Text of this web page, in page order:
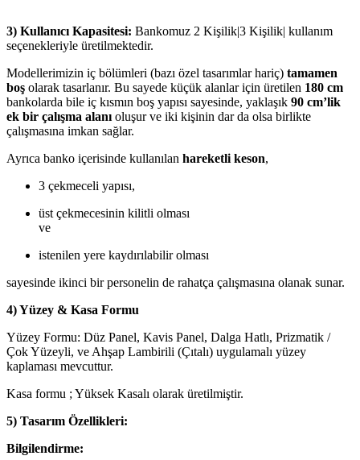
3) Kullanıcı Kapasitesi: Bankomuz 2 Kişilik|3 Kişilik| kullanım
seçenekleriyle üretilmektedir.
Modellerimizin iç bölümleri (bazı özel tasarımlar hariç) tamamen
boş olarak tasarlanır. Bu sayede küçük alanlar için üretilen 180 cm
bankolarda bile iç kısmın boş yapısı sayesinde, yaklaşık 90 cm’lik
ek bir çalışma alanı oluşur ve iki kişinin dar da olsa birlikte
çalışmasına imkan sağlar.
Ayrıca banko içerisinde kullanılan hareketli keson,
3 çekmeceli yapısı,
üst çekmecesinin kilitli olması
ve
istenilen yere kaydırılabilir olması
sayesinde ikinci bir personelin de rahatça çalışmasına olanak sunar.
4) Yüzey & Kasa Formu
Yüzey Formu: Düz Panel, Kavis Panel, Dalga Hatlı, Prizmatik /
Çok Yüzeyli, ve Ahşap Lambirili (Çıtalı) uygulamalı yüzey
kaplaması mevcuttur.
Kasa formu ; Yüksek Kasalı olarak üretilmiştir.
5) Tasarım Özellikleri:
Bilgilendirme: